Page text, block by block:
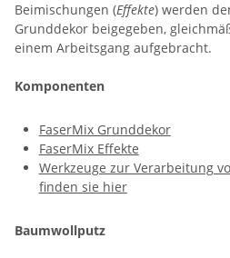
Beimischungen (Effekte) werden
Grunddekor beigegeben,
einem Arbeitsgang aufgebracht.
Komponenten
FaserMix Grunddekor
FaserMix Effekte
Werkzeuge zur Verarbeitung
finden sie hier
Baumwollputz